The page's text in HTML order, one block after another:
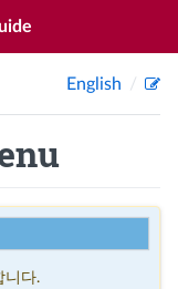
English
니다.